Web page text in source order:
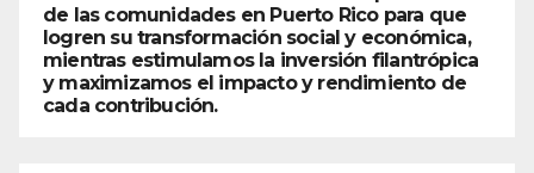
de las comunidades en Puerto Rico para que
logren su transformación social y económica,
mientras estimulamos la inversión filantrópica
y maximizamos el impacto y rendimiento de
cada contribución.